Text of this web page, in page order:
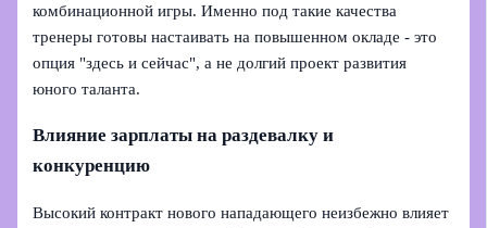
комбинационной игры. Именно под такие качества
тренеры готовы настаивать на повышенном окладе - это
опция "здесь и сейчас", а не долгий проект развития
юного таланта.
Влияние зарплаты на раздевалку и
конкуренцию
Высокий контракт нового нападающего неизбежно влияет